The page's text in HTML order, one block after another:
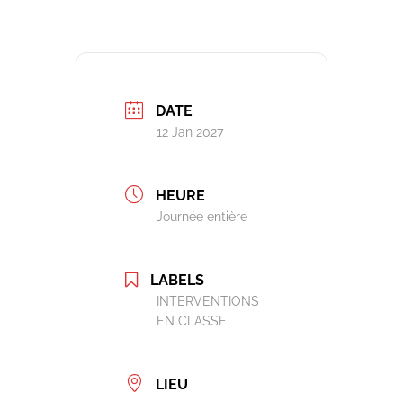
DATE
12 Jan 2027
HEURE
Journée entière
LABELS
INTERVENTIONS
EN CLASSE
LIEU